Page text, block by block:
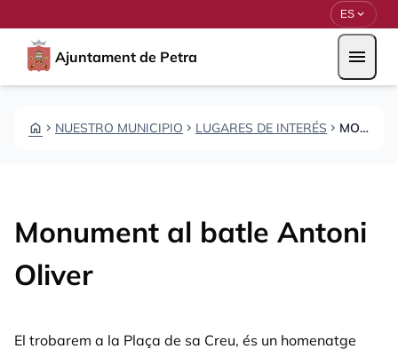
ES expand_more
Ajuntament de Petra menu
HOME CHEVRON_RIGHT NUESTRO MUNICIPIO CHEVRON_RIGHT LUGARES DE INTERÉS CHEVRON_RIGHT MONUMENTO AL ALCALDE ANTONI OLIVER
Monument al batle Antoni
Oliver
El trobarem a la Plaça de sa Creu, és un homenatge